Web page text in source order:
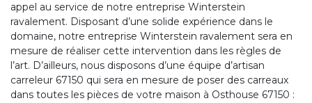
appel au service de notre entreprise Winterstein
ravalement. Disposant d’une solide expérience dans le
domaine, notre entreprise Winterstein ravalement sera en
mesure de réaliser cette intervention dans les règles de
l’art. D’ailleurs, nous disposons d’une équipe d’artisan
carreleur 67150 qui sera en mesure de poser des carreaux
dans toutes les pièces de votre maison à Osthouse 67150 :